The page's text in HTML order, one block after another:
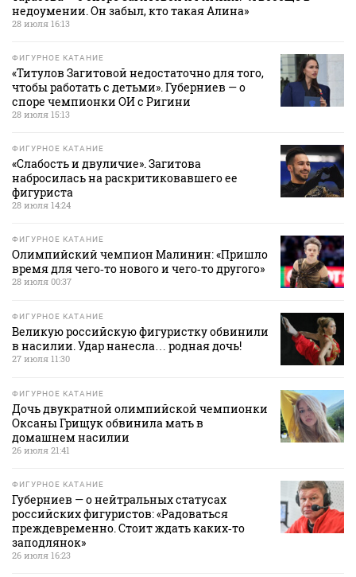
недоумении. Он забыл, кто такая Алина»
28 июля 16:13
ФИГУРНОЕ КАТАНИЕ
«Титулов Загитовой недостаточно для того,
чтобы работать с детьми». Губерниев — о
споре чемпионки ОИ с Ригини
28 июля 15:13
ФИГУРНОЕ КАТАНИЕ
«Слабость и двуличие». Загитова
набросилась на раскритиковавшего ее
фигуриста
28 июля 14:24
ФИГУРНОЕ КАТАНИЕ
Олимпийский чемпион Малинин: «Пришло
время для чего‑то нового и чего‑то другого»
28 июля 00:37
ФИГУРНОЕ КАТАНИЕ
Великую российскую фигуристку обвинили
в насилии. Удар нанесла… родная дочь!
27 июля 11:30
ФИГУРНОЕ КАТАНИЕ
Дочь двукратной олимпийской чемпионки
Оксаны Грищук обвинила мать в
домашнем насилии
26 июля 21:41
ФИГУРНОЕ КАТАНИЕ
Губерниев — о нейтральных статусах
российских фигуристов: «Радоваться
преждевременно. Стоит ждать каких‑то
заподлянок»
26 июля 16:23